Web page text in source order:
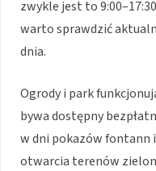
zwykle jest to
warto sprawdzić
dnia.
Ogrody i park
bywa dostępny
w dni pokazów fontann
otwarcia terenów